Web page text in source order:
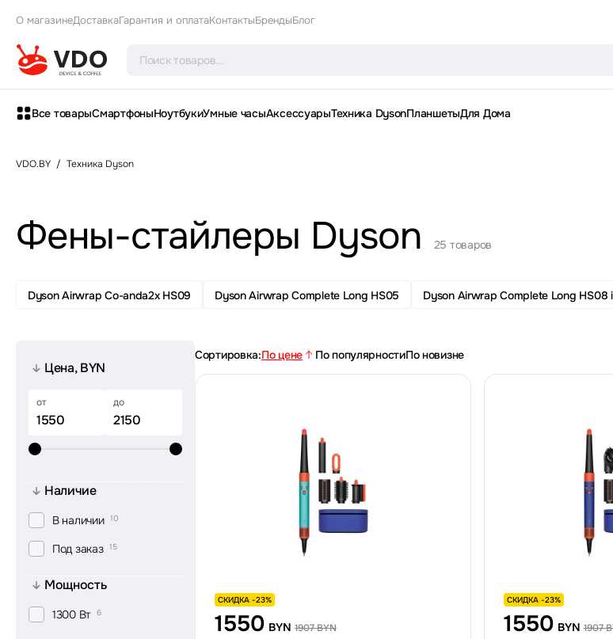
О магазинеДоставкаГарантия и оплатаКонтактыБрендыБлог
Все товарыСмартфоныНоутбукиУмные часыАксессуарыТехника DysonПланшетыДля Дома
VDO.BY / Техника Dyson
Фены-стайлеры Dyson 25 товаров
Dyson Airwrap Co-anda2x HS09 Dyson Airwrap Complete Long HS05 Dyson Airwrap Complete Long HS08
Цена, BYN
от до
Наличие
В наличии 10
Под заказ 15
Мощность
1300 Вт 6
Сортировка:По цене По популярностиПо новизне
СКИДКА -23%
1550 BYN 1907 BYN
СКИДКА -23%
1550 BYN 1907